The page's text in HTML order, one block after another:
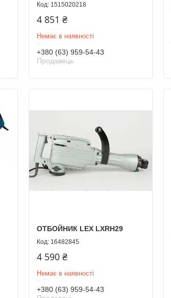
1515020218
4 851 ₴
Немає в наявності
+380 (63) 959-54-43
Продавець
ОТБОЙНИК LEX LXRH29
16482845
4 590 ₴
Немає в наявності
+380 (63) 959-54-43